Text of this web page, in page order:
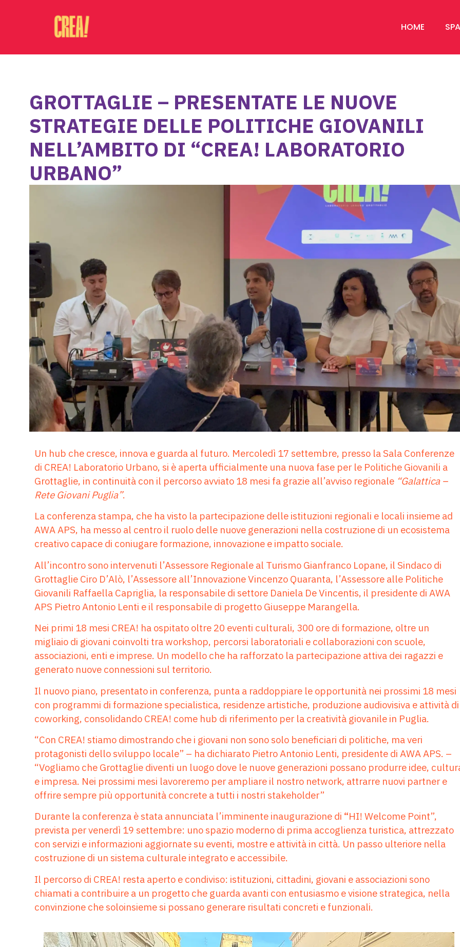
HOME
GROTTAGLIE – PRESENTATE LE NUOVE
STRATEGIE DELLE POLITICHE GIOVANILI
NELL’AMBITO DI “CREA! LABORATORIO
URBANO”
Un hub che cresce, innova e guarda al futuro. Mercoledì 17 settembre, presso la Sala Conferenze
di CREA! Laboratorio Urbano, si è aperta ufficialmente una nuova fase per le Politiche Giovanili a
Grottaglie, in continuità con il percorso avviato 18 mesi fa grazie all’avviso regionale “Galattica –
Rete Giovani Puglia”.
La conferenza stampa, che ha visto la partecipazione delle istituzioni regionali e locali insieme ad
AWA APS, ha messo al centro il ruolo delle nuove generazioni nella costruzione di un ecosistema
creativo capace di coniugare formazione, innovazione e impatto sociale.
All’incontro sono intervenuti l’Assessore Regionale al Turismo Gianfranco Lopane, il Sindaco di
Grottaglie Ciro D’Alò, l’Assessore all’Innovazione Vincenzo Quaranta, l’Assessore alle Politiche
Giovanili Raffaella Capriglia, la responsabile di settore Daniela De Vincentis, il presidente di AWA
APS Pietro Antonio Lenti e il responsabile di progetto Giuseppe Marangella.
Nei primi 18 mesi CREA! ha ospitato oltre 20 eventi culturali, 300 ore di formazione, oltre un
migliaio di giovani coinvolti tra workshop, percorsi laboratoriali e collaborazioni con scuole,
associazioni, enti e imprese. Un modello che ha rafforzato la partecipazione attiva dei ragazzi e
generato nuove connessioni sul territorio.
Il nuovo piano, presentato in conferenza, punta a raddoppiare le opportunità nei prossimi 18 mesi
con programmi di formazione specialistica, residenze artistiche, produzione audiovisiva e attività di
coworking, consolidando CREA! come hub di riferimento per la creatività giovanile in Puglia.
“Con CREA! stiamo dimostrando che i giovani non sono solo beneficiari di politiche, ma veri
protagonisti dello sviluppo locale” – ha dichiarato Pietro Antonio Lenti, presidente di AWA APS. –
“Vogliamo che Grottaglie diventi un luogo dove le nuove generazioni possano produrre idee,
e impresa. Nei prossimi mesi lavoreremo per ampliare il nostro network, attrarre nuovi partner e
offrire sempre più opportunità concrete a tutti i nostri stakeholder”
Durante la conferenza è stata annunciata l’imminente inaugurazione di “HI! Welcome Point”,
prevista per venerdì 19 settembre: uno spazio moderno di prima accoglienza turistica, attrezzato
con servizi e informazioni aggiornate su eventi, mostre e attività in città. Un passo ulteriore nella
costruzione di un sistema culturale integrato e accessibile.
Il percorso di CREA! resta aperto e condiviso: istituzioni, cittadini, giovani e associazioni sono
chiamati a contribuire a un progetto che guarda avanti con entusiasmo e visione strategica, nella
convinzione che soloinsieme si possano generare risultati concreti e funzionali.
Al CREA! di Grottaglie…
Prosegue il percorso di consultazione
pubblica per la definizione della prima
legge sulle Politiche Giovanili della
Regione Puglia all’interno dell’avviso…
Leggi altro